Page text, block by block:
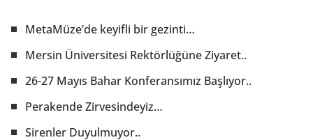
MetaMüze’de keyifli bir gezinti…
Mersin Üniversitesi Rektörlüğüne Ziyaret..
26-27 Mayıs Bahar Konferansımız Başlıyor..
Perakende Zirvesindeyiz…
Sirenler Duyulmuyor..